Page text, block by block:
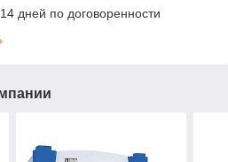
дней по договоренности